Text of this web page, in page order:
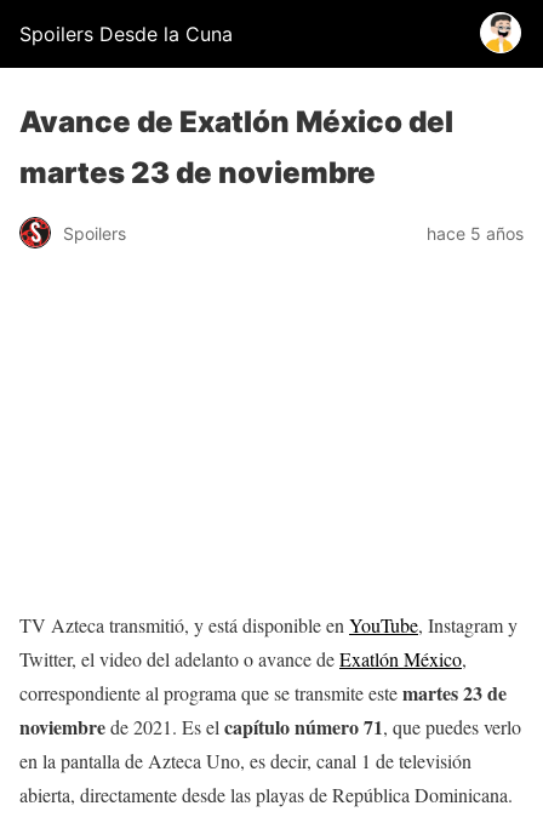
Spoilers Desde la Cuna
Avance de Exatlón México del
martes 23 de noviembre
Spoilers hace 5 años
TV Azteca transmitió, y está disponible en YouTube, Instagram y
Twitter, el video del adelanto o avance deExatlón México,
correspondiente al programa que se transmite estemartes 23 de
noviembrede 2021. Es el capítulo número 71, que puedes verlo
en la pantalla de Azteca Uno, es decir, canal 1 de televisión
abierta, directamente desde las playas de República Dominicana.